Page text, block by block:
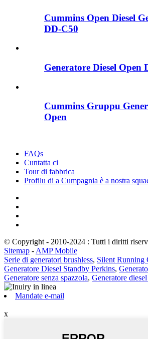
Cummins Open Diesel
DD-C50
Generatore Diesel Open
Cummins Gruppu
Open
FAQs
Cuntatta ci
Tour di fabbrica
Profilu di a Cumpagnia è a nostra
© Copyright - 2010-2024 : Tutti i diritti
Sitemap - AMP Mobile
Serie di generatori brushless, Silent Running
Generatore Diesel Standby Perkins,
Generatore senza spazzola, Generatore
Mandate e-mail
x